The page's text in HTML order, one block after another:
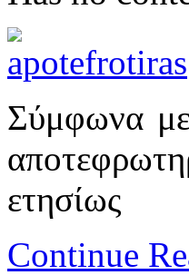
Σύμφωνα με
ετησίως
Continue